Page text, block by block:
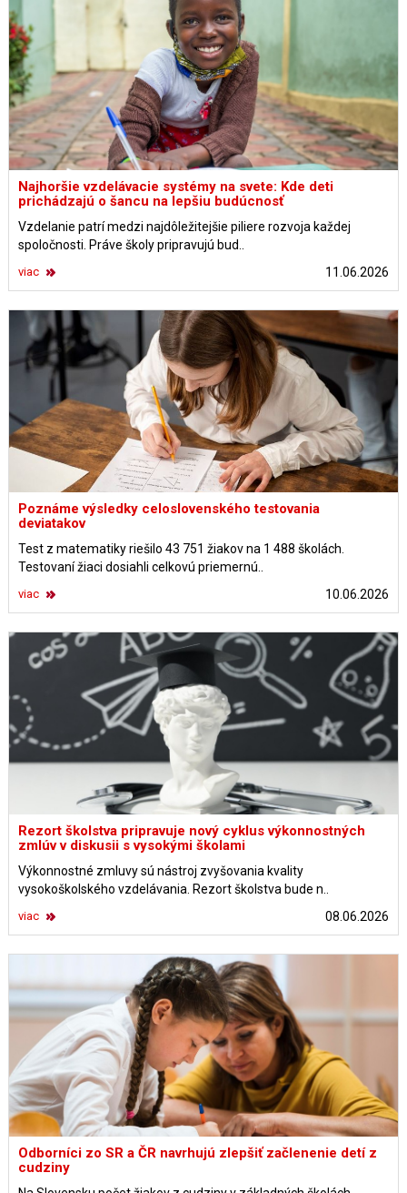
Najhoršie vzdelávacie systémy na svete: Kde deti
prichádzajú o šancu na lepšiu budúcnosť
Vzdelanie patrí medzi najdôležitejšie piliere rozvoja každej
spoločnosti. Práve školy pripravujú bud..
11.06.2026
viac
Poznáme výsledky celoslovenského testovania
deviatakov
Test z matematiky riešilo 43 751 žiakov na 1 488 školách.
Testovaní žiaci dosiahli celkovú priemernú..
10.06.2026
viac
Rezort školstva pripravuje nový cyklus výkonnostných
zmlúv v diskusii s vysokými školami
Výkonnostné zmluvy sú nástroj zvyšovania kvality
vysokoškolského vzdelávania. Rezort školstva bude n..
08.06.2026
viac
Odborníci zo SR a ČR navrhujú zlepšiť začlenenie detí z
cudziny